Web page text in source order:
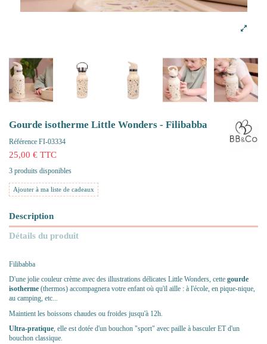
Gourde isotherme Little Wonders - Filibabba
Référence FI-03334
25,00 € TTC
3 produits disponibles
Ajouter à ma liste de cadeaux
Description
Détails du produit
Filibabba
D'une jolie couleur crème avec des illustrations délicates Little Wonders, cette gourde
isotherme (thermos) accompagnera votre enfant où qu'il aille : à l'école, en pique-nique,
au camping, etc...
Maintient les boissons chaudes ou froides jusqu'à 12h.
Ultra-pratique, elle est dotée d'un bouchon "sport" avec paille à basculer ET d'un
bouchon classique.